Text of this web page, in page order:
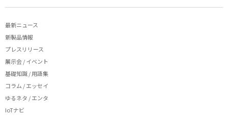
最新ニュース
新製品情報
プレスリリース
展示会 / イベント
基礎知識 / 用語集
コラム / エッセイ
ゆるネタ / エンタ
IoTナビ